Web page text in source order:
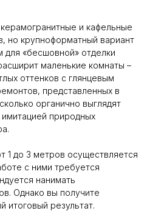
и кафельные
но крупноформатный вариант
«бесшовной» отделки
маленькие комнаты –
оттенков с глянцевым
представленных в
органично выглядят
природных
1 до 3 метров осуществляется
с ними требуется
нанимать
Однако вы получите
итоговый результат.